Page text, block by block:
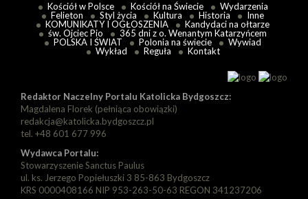
Kościół w Polsce Kościół na Świecie
Wydarzenia
Felieton
Styl życia Kultura Historia
Inne
KOMUNIKATY I OGŁOSZENIA
Kandydaci na ołtarze
św. Ojciec Pio
365 dni z o. Wenantym Katarzyńcem
POLSKA I ŚWIAT
Polonia na świecie
Wywiad
Wykład
Reguła Kontakt
Redaktor Naczelny Portalu Katolicka Bydgoszcz:
Magdalena Florek (pełniąca obowiązki)
redakcja@katolicka.bydgoszcz.pl
tel. +48 601 677 996
Wydawca Portalu:
Stowarzyszenie Sanctus Paulus
ul. ks. Jerzego Popiełuszki 3 85-863 Bydgoszcz
KRS 0000408166 NIP 953-263-50-63 REGON 341237206